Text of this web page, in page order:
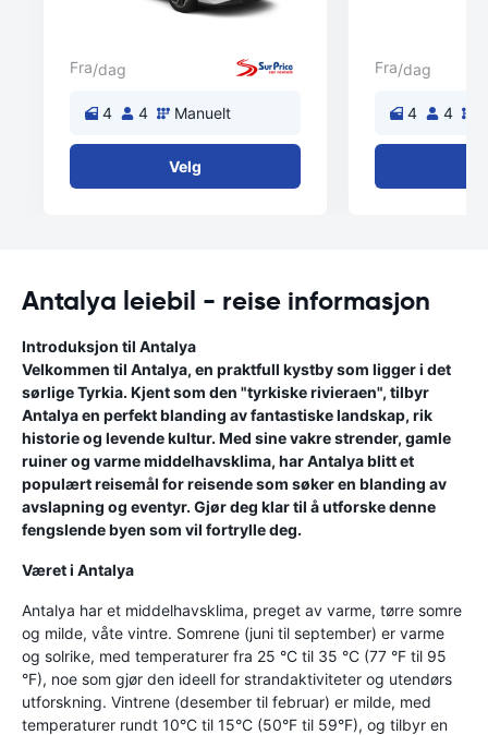
Fra/dag
4 4 Manuelt
Velg
Fra/dag
4 4
Antalya leiebil - reise informasjon
Introduksjon til Antalya
Velkommen til Antalya, en praktfull kystby som ligger i det
sørlige Tyrkia. Kjent som den "tyrkiske rivieraen", tilbyr
Antalya en perfekt blanding av fantastiske landskap, rik
historie og levende kultur. Med sine vakre strender, gamle
ruiner og varme middelhavsklima, har Antalya blitt et
populært reisemål for reisende som søker en blanding av
avslapning og eventyr. Gjør deg klar til å utforske denne
fengslende byen som vil fortrylle deg.
Været i Antalya
Antalya har et middelhavsklima, preget av varme, tørre somre
og milde, våte vintre. Somrene (juni til september) er varme
og solrike, med temperaturer fra 25 °C til 35 °C (77 °F til 95
°F), noe som gjør den ideell for strandaktiviteter og utendørs
utforskning. Vintrene (desember til februar) er milde, med
temperaturer rundt 10°C til 15°C (50°F til 59°F), og tilbyr en